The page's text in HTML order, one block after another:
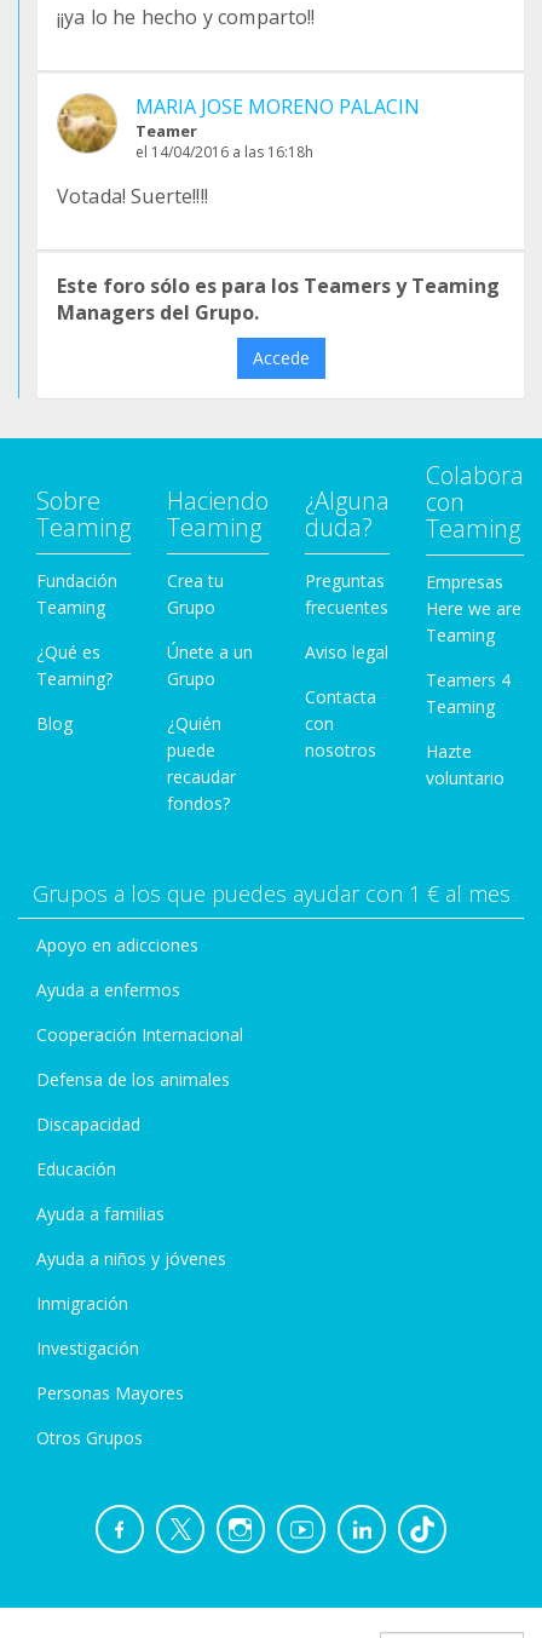
¡¡ya lo he hecho y comparto!!
MARIA JOSE MORENO PALACIN
Teamer
el 14/04/2016 a las 16:18h
Votada! Suerte!!!!
Este foro sólo es para los Teamers y Teaming
Managers del Grupo.
Accede
Sobre
Teaming
Fundación
Teaming
¿Qué es
Teaming?
Blog
Haciendo
Teaming
Crea tu
Grupo
Únete a un
Grupo
¿Quién
puede
recaudar
fondos?
¿Alguna
duda?
Preguntas
frecuentes
Aviso legal
Contacta
con
nosotros
Colabora
con
Teaming
Empresas
Here we are
Teaming
Teamers 4
Teaming
Hazte
voluntario
Grupos a los que puedes ayudar con 1 € al mes
Apoyo en adicciones
Ayuda a enfermos
Cooperación Internacional
Defensa de los animales
Discapacidad
Educación
Ayuda a familias
Ayuda a niños y jóvenes
Inmigración
Investigación
Personas Mayores
Otros Grupos